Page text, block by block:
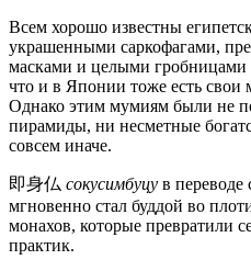
Всем хорошо известны
украшенными саркофагами,
масками и целыми
что и в Японии тоже есть
Однако этим мумиям были не
пирамиды, ни несметные
совсем иначе.
即身仏 сокусимбуцу в переводе
мгновенно стал буддой во
монахов, которые превратили
практик.